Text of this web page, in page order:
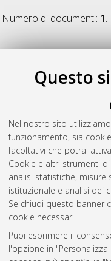
Questo
Nel nostro sito
funzionamento, sia
facoltativi che potrai
Cookie e altri strumenti
analisi statistiche, misure
istituzionale e analisi dei
Se chiudi questo banner
cookie necessari.
Puoi esprimere il
l'opzione in
Numero di documenti: 1.
P
Palermo, Michele
Studiorum Università di
Ingegneria civile e
10.6092/unibo/
Questa lista e'
Atom
Rss 1.0